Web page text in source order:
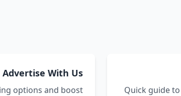
Quick guide
Advertise With Us
options and boost